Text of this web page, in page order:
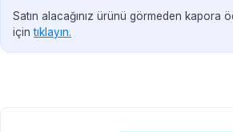
Satın alacağınız ürünü görmeden kapora
içintıklayın.